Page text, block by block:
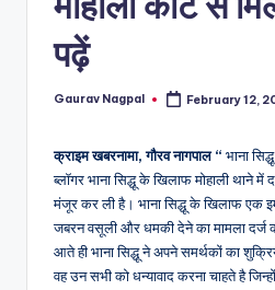
m
पढ़ें
Posted
Gaurav Nagpal February 12,
क्राइम खबरनामा, गौरव नागपाल “ भाना
ब्लॉगर भाना सिद्धू के खिलाफ मोहाली थाने में
मंजूर कर ली है। भाना सिद्धू के खिलाफ एक
जबरन वसूली और धमकी देने का मामला
आते ही भाना सिद्धू ने अपने समर्थकों का
वह उन सभी को धन्यावाद करना चाहते है